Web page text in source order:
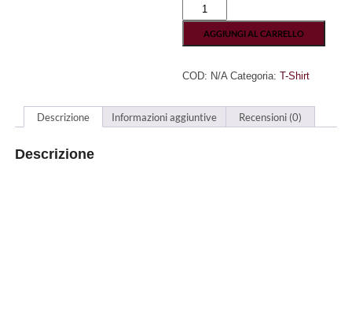
"1919
2019"
Salernitana
100%
Cotone
quantità
AGGIUNGI AL CARRELLO
COD: N/A Categoria:T-Shirt
Descrizione Informazioni aggiuntive Recensioni (0)
Descrizione